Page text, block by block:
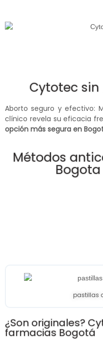
Cytotec
Aborto seguro y efectivo:
clínico revela su eficacia
opción más segura en
Métodos
pastillas
¿Son originales?
farmacias Bogotá